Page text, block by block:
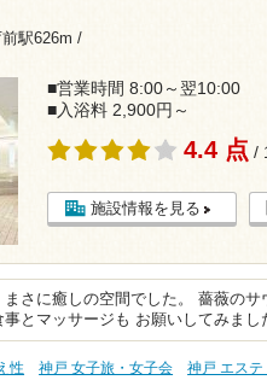
駅626m /
■営業時間 8:00～翌10:00
■入浴料 2,900円～
4.4 点 /
施設情報を見る
さに癒しの空間でした。 薔薇の
事とマッサージも お願いしてみま
性 神戸 女子旅・女子会 神戸 エス